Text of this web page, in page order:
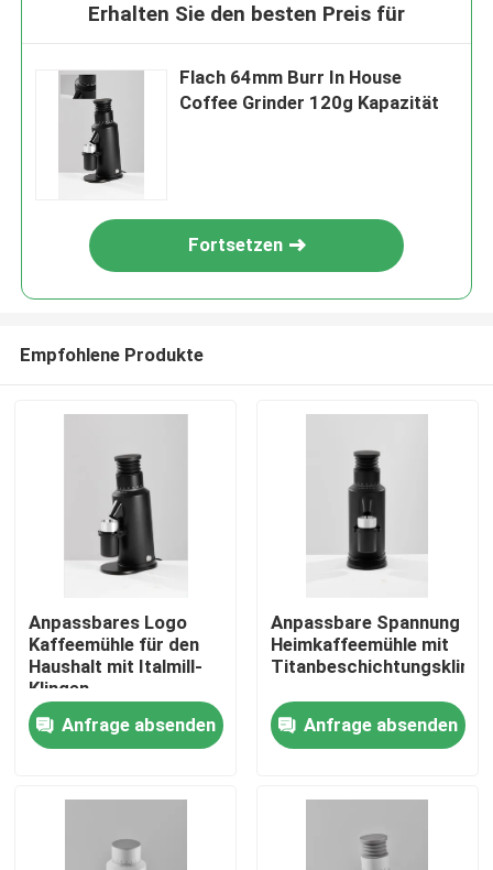
Haus
VR Show
Erhalten Sie den besten Preis für
Flach 64mm Burr In House
Coffee Grinder 120g Kapazität
Fortsetzen
Empfohlene Produkte
Anpassbares Logo
Kaffeemühle für den
Haushalt mit Italmill-
Klingen
Anfrage absenden
Anpassbare Spannung
Heimkaffeemühle mit
Titanbeschichtungsklinge
Anfrage absenden